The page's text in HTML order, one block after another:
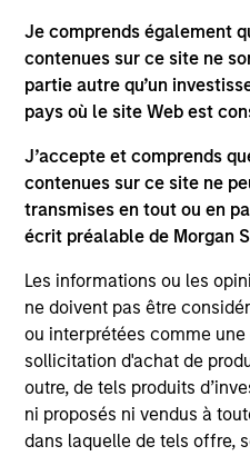
Je comprends également
contenues sur ce site ne
partie autre qu’un
pays où le site Web est
J’accepte et comprends
contenues sur ce site ne
transmises en tout ou en
écrit préalable de Morgan
Les informations ou les
ne doivent pas être
ou interprétées comme
sollicitation d'achat de
outre, de tels produits
ni proposés ni vendus à
dans laquelle de tels offre,
Team Insights
QUARTERLY
The BEAT™ for Q3